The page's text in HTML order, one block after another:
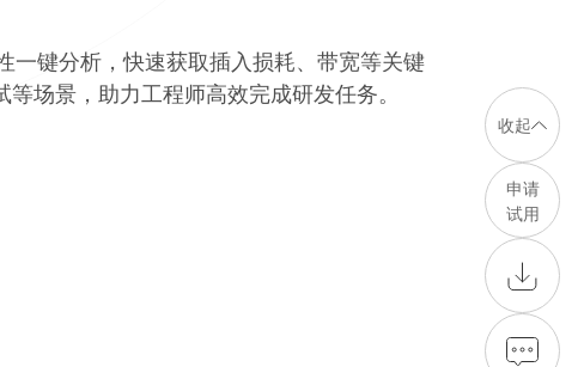
一键分析，快速获取插入损耗、带宽等关键
场景，助力工程师高效完成研发任务。
收起
申请
试用